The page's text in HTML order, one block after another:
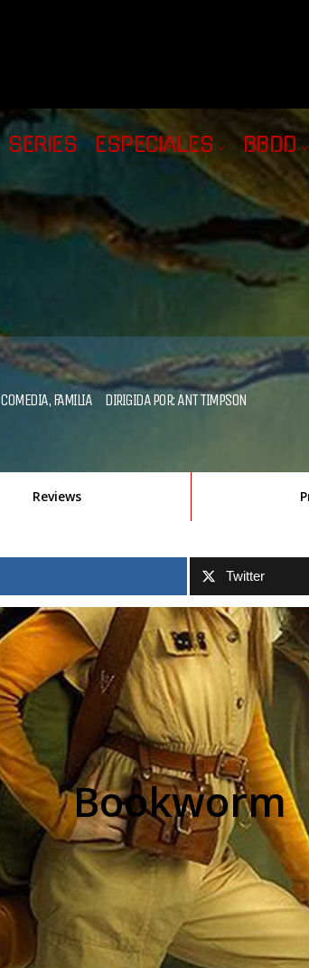
SERIES ESPECIALES BBDD
COMEDIA,FAMILIA DIRIGIDA POR:ANT TIMPSON
Reviews
Twitter
Bookworm